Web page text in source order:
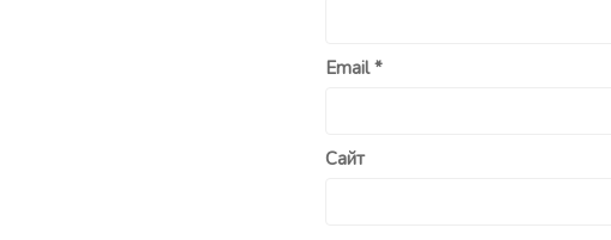
Email*
Сайт